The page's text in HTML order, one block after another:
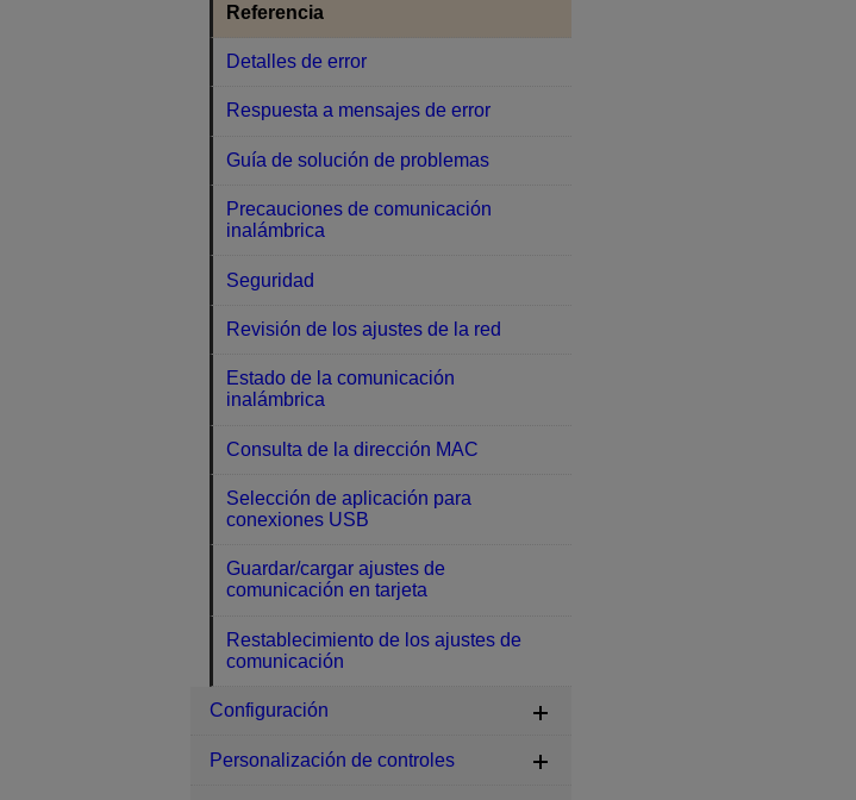
Referencia
Detalles de error
Respuesta a mensajes de error
Guía de solución de problemas
Precauciones de comunicación
inalámbrica
Seguridad
Revisión de los ajustes de la red
Estado de la comunicación
inalámbrica
Consulta de la dirección MAC
Selección de aplicación para
conexiones USB
Guardar/cargar ajustes de
comunicación en tarjeta
Restablecimiento de los ajustes de
comunicación
Configuración
Personalización de controles